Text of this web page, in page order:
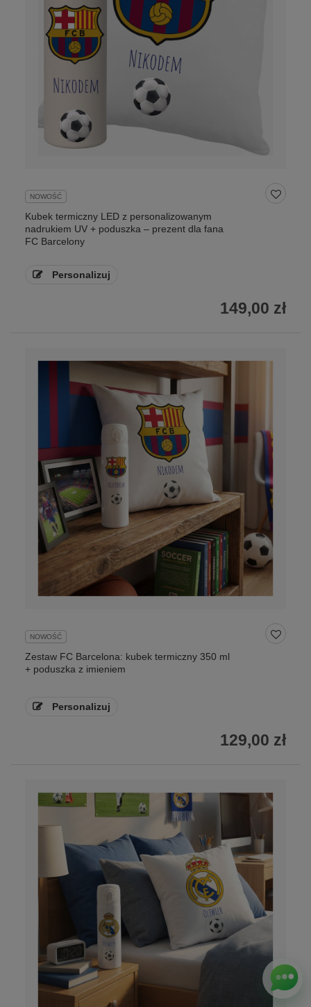
NOWOŚĆ
Kubek termiczny LED z personalizowanym
nadrukiem UV + poduszka – prezent dla fana
FC Barcelony
Personalizuj
149,00 zł
NOWOŚĆ
Zestaw FC Barcelona: kubek termiczny 350 ml
+ poduszka z imieniem
Personalizuj
129,00 zł